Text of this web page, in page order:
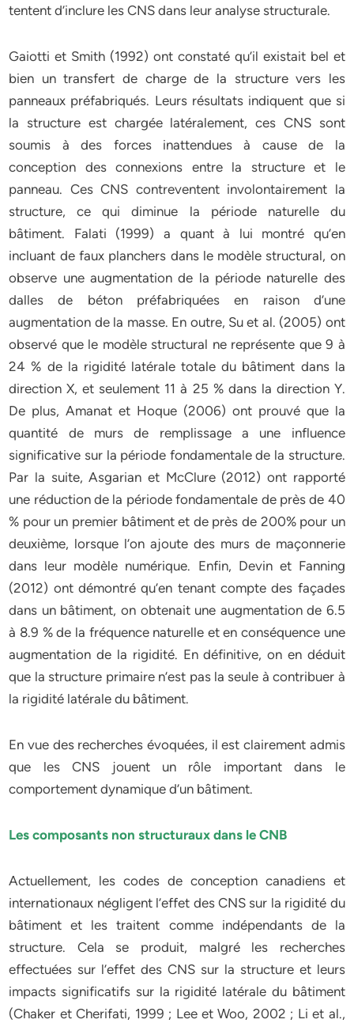
tentent d’inclure les CNS dans leur analyse structurale.
Gaiotti et Smith (1992) ont constaté qu’il existait bel et
bien un transfert de charge de la structure vers les
panneaux préfabriqués. Leurs résultats indiquent que si
la structure est chargée latéralement, ces CNS sont
soumis à des forces inattendues à cause de la
conception des connexions entre la structure et le
panneau. Ces CNS contreventent involontairement la
structure, ce qui diminue la période naturelle du
bâtiment. Falati (1999) a quant à lui montré qu’en
incluant de faux planchers dans le modèle structural, on
observe une augmentation de la période naturelle des
dalles de béton préfabriquées en raison d’une
augmentation de la masse. En outre, Su et al. (2005) ont
observé que le modèle structural ne représente que 9 à
24 % de la rigidité latérale totale du bâtiment dans la
direction X, et seulement 11 à 25 % dans la direction Y.
De plus, Amanat et Hoque (2006) ont prouvé que la
quantité de murs de remplissage a une influence
significative sur la période fondamentale de la structure.
Par la suite, Asgarian et McClure (2012) ont rapporté
une réduction de la période fondamentale de près de 40
% pour un premier bâtiment et de près de 200% pour un
deuxième, lorsque l’on ajoute des murs de maçonnerie
dans leur modèle numérique. Enfin, Devin et Fanning
(2012) ont démontré qu’en tenant compte des façades
dans un bâtiment, on obtenait une augmentation de 6.5
à 8.9 % de la fréquence naturelle et en conséquence une
augmentation de la rigidité. En définitive, on en déduit
que la structure primaire n’est pas la seule à contribuer à
la rigidité latérale du bâtiment.
En vue des recherches évoquées, il est clairement admis
que les CNS jouent un rôle important dans le
comportement dynamique d’un bâtiment.
Les composants non structuraux dans le CNB
Actuellement, les codes de conception canadiens et
internationaux négligent l’effet des CNS sur la rigidité du
bâtiment et les traitent comme indépendants de la
structure. Cela se produit, malgré les recherches
effectuées sur l’effet des CNS sur la structure et leurs
impacts significatifs sur la rigidité latérale du bâtiment
(Chaker et Cherifati, 1999 ; Lee et Woo, 2002 ; Li et al.,